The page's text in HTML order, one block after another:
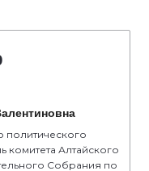
политического
комитета Алтайского
Собрания по